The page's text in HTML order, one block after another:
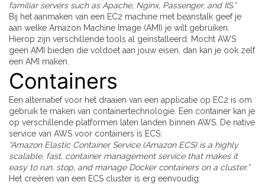
familiar servers such as Apache, Nginx, Passenger, and IIS.”
Bij het aanmaken van een EC2 machine met beanstalk geef je
aan welke Amazon Machine Image (AMI) je wilt gebruiken.
Hierop zijn verschillende tools al geïnstalleerd. Mocht AWS
geen AMI bieden die voldoet aan jouw eisen, dan kan je ook zelf
een AMI maken.
Containers
Een alternatief voor het draaien van een applicatie op EC2 is om
gebruik te maken van containertechnologie. Een container kan je
op verschillende platformen laten landen binnen AWS. De native
service van AWS voor containers is ECS:
“Amazon Elastic Container Service (Amazon ECS) is a highly
scalable, fast, container management service that makes it
easy to run, stop, and manage Docker containers on a cluster.”
Het creëren van een ECS cluster is erg eenvoudig: